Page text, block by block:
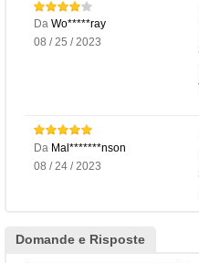
Da Wo*****ray
08 / 25 / 2023
Da Mal*******nson
08 / 24 / 2023
Domande e Risposte